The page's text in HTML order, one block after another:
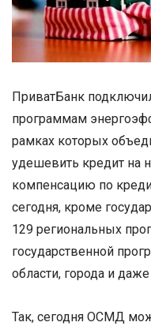
ПриватБанк
программам
рамках которых
удешевить кредит на
компенсацию по
сегодня, кроме
129 региональных
государственной
области, города и
Так, сегодня ОСМД